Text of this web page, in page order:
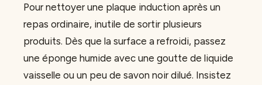
Pour nettoyer une plaque induction après un
repas ordinaire, inutile de sortir plusieurs
produits. Dès que la surface a refroidi, passez
une éponge humide avec une goutte de liquide
vaisselle ou un peu de savon noir dilué. Insistez